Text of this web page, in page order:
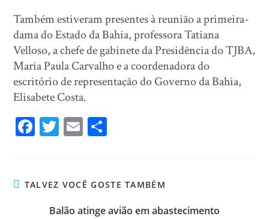
Também estiveram presentes à reunião a primeira-
dama do Estado da Bahia, professora Tatiana
Velloso, a chefe de gabinete da Presidência do TJBA,
Maria Paula Carvalho e a coordenadora do
escritório de representação do Governo da Bahia,
Elisabete Costa.
Fa
ok
T
er
E
TALVEZ VOCÊ GOSTE TAMBÉM
Balão atinge avião em abastecimento